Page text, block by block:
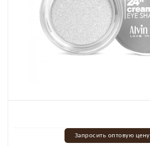
Запросить оптовую цену